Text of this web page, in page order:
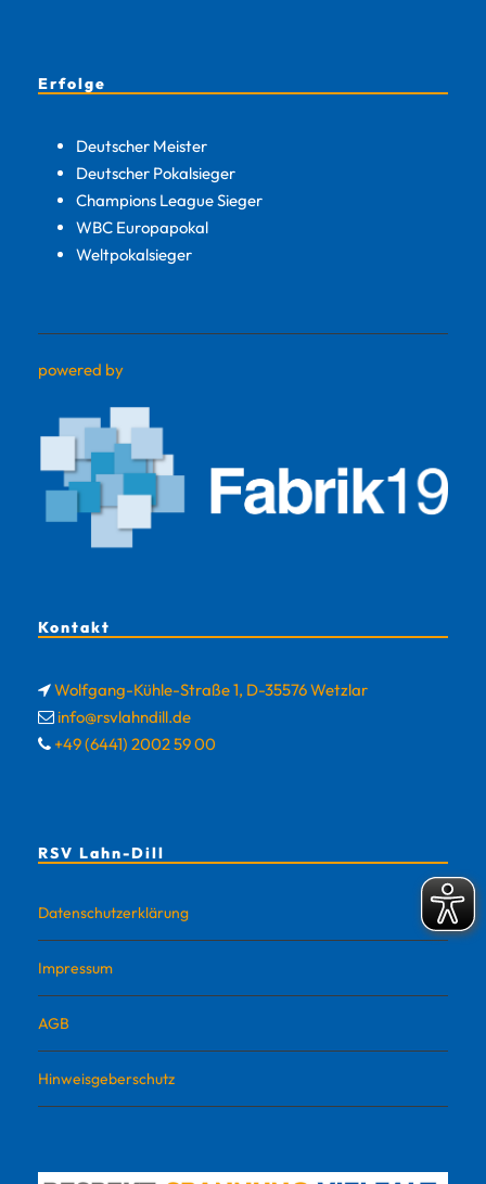
Erfolge
Deutscher Meister
Deutscher Pokalsieger
Champions League Sieger
WBC Europapokal
Weltpokalsieger
powered by
Kontakt
Wolfgang-Kühle-Straße 1, D-35576 Wetzlar
info@rsvlahndill.de
+49 (6441) 2002 59 00
RSV Lahn-Dill
Datenschutzerklärung
Impressum
AGB
Hinweisgeberschutz